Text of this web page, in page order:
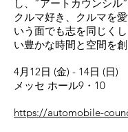
し、”アートカウンシル
クルマ好き、クルマを
いう面でも志を同じく
い豊かな時間と空間を創
4月12日 (金) - 14日 (日)
メッセ ホール9・10
https://automobile-